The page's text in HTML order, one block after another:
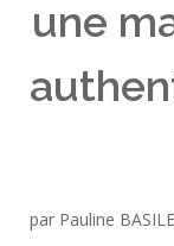
une
par Pauline